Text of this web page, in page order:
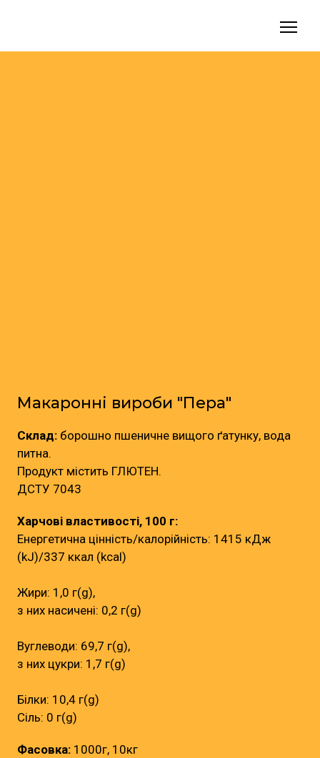
Макаронні вироби "Пера"
Склад: борошно пшеничне вищого ґатунку, вода
питна.
Продукт містить ГЛЮТЕН.
ДСТУ 7043
Харчові властивості, 100 г:
Енергетична цінність/калорійність: 1415 кДж
(kJ)/337 ккал (kcal)
Жири: 1,0 г(g),
з них насичені: 0,2 г(g)
Вуглеводи: 69,7 г(g),
з них цукри: 1,7 г(g)
Білки: 10,4 г(g)
Сіль: 0 г(g)
Фасовка: 1000г, 10кг